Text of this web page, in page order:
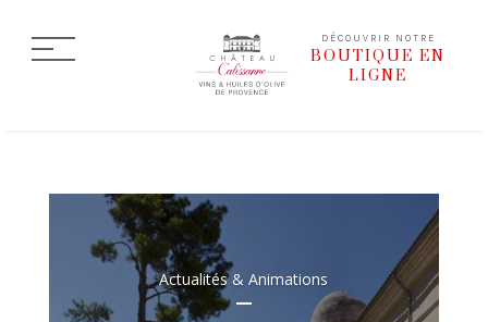
DÉCOUVRIR NOTRE
BOUTIQUE EN
LIGNE
Actualités & Animations